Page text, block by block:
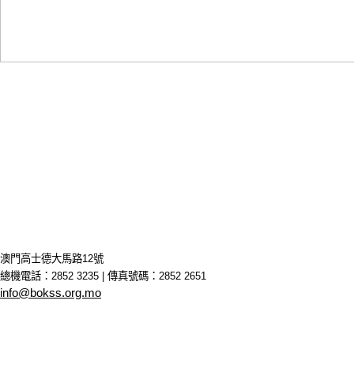
澳門高士德大馬路12號
總機電話：2852 3235 | 傳真號碼：2852 2651
info@bokss.org.mo